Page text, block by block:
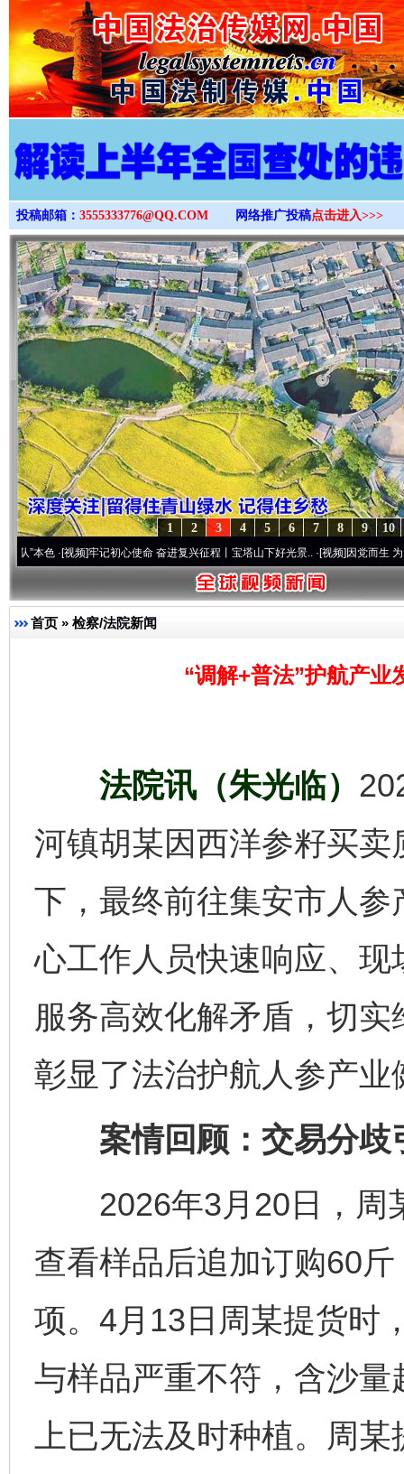
>
投稿邮箱： 3555333776@QQ.COM 网络推广投稿点击进入>>>
10
9
8
7
6
5
4
3
2
1
视频]牢记初心使命 奋进复兴征程丨宝塔山下好光景..·[视频]因党而生 为党而战——
首页 » 检察/法院新闻
“调解+普法”护航产业
法院讯（朱光临）
河镇胡某因西洋参籽买
下，最终前往集安市人
心工作人员快速响应、现
服务高效化解矛盾，切
彰显了法治护航人参产
案情回顾：交易分歧
2026年3月20日，周
查看样品后追加订购60
项。4月13日周某提货时
与样品严重不符，含沙
上已无法及时种植。周